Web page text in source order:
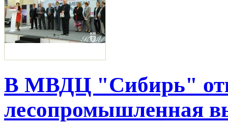
В МВДЦ "Сибирь"
лесопромышленная